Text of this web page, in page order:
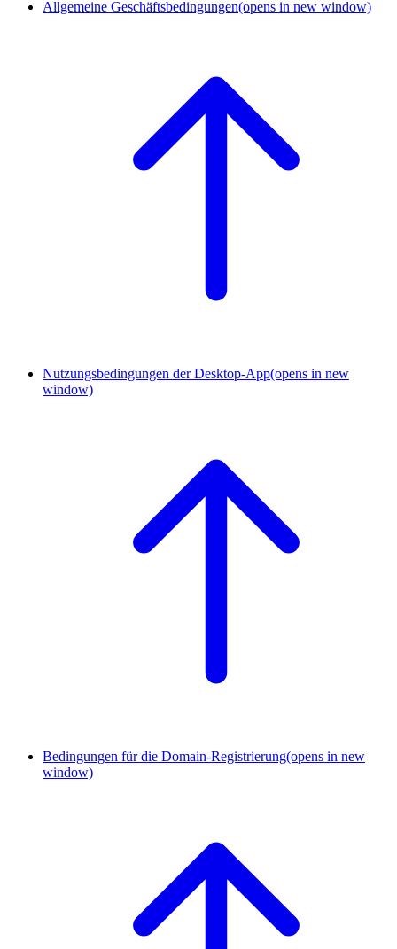
Allgemeine Geschäftsbedingungen(opens in new window)
Nutzungsbedingungen der Desktop-App(opens in new
window)
Bedingungen für die Domain-Registrierung(opens in new
window)